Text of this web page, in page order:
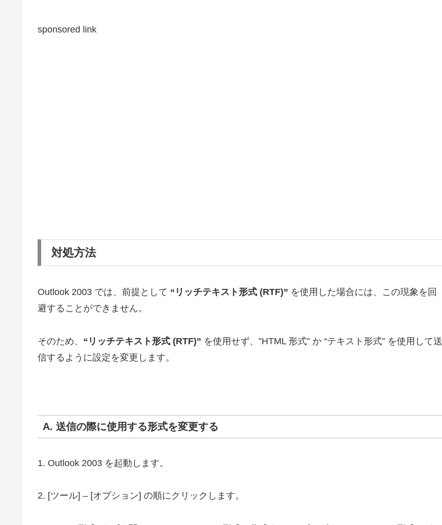
sponsored link
対処方法
Outlook 2003 では、前提として “リッチテキスト形式 (RTF)” を使用した場合には、この現象を回
避することができません。
そのため、 “リッチテキスト形式 (RTF)” を使用せず、”HTML 形式” か “テキスト形式” を使用して送
信するように設定を変更します。
A. 送信の際に使用する形式を変更する
1. Outlook 2003 を起動します。
2. [ツール] – [オプション] の順にクリックします。